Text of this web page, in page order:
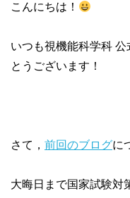
こんにちは！
いつも視機能科学科
とうございます！
さて， 前回のブログに
大晦日まで国家試験対